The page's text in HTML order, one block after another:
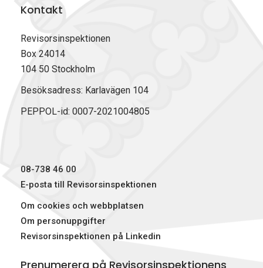
Kontakt
Revisorsinspektionen
Box 24014
104 50 Stockholm
Besöksadress: Karlavägen 104
PEPPOL-id: 0007-2021004805
08-738 46 00
E-posta till Revisorsinspektionen
Om cookies och webbplatsen
Om personuppgifter
Revisorsinspektionen på Linkedin
Prenumerera på Revisorsinspektionens